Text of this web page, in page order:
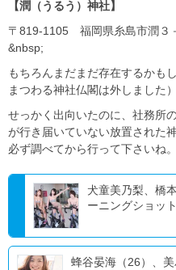
【潤（うるう）神社】
〒819-1105 福岡県糸島市潤３
&nbsp;
もちろんまだまだ存在するかも
まつわる神社仏閣は外しました）
せっかく出向いたのに、社務所
が行き届いていない放置された
必ず調べてから行って下さいね。
犬童美乃梨、橋
ーニングショッ
蜂谷晏海（26）、